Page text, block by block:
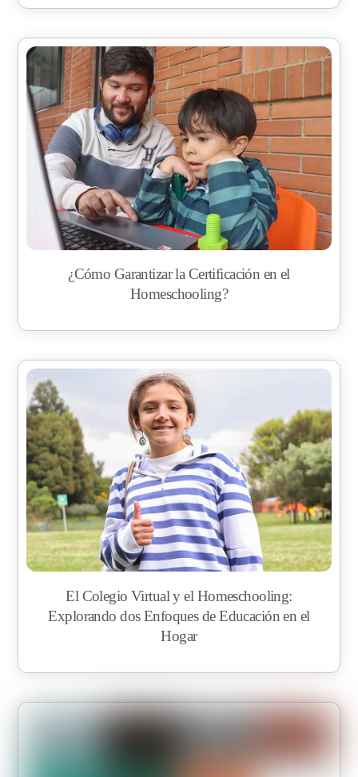
¿Cómo Garantizar la Certificación en el
Homeschooling?
El Colegio Virtual y el Homeschooling:
Explorando dos Enfoques de Educación en el
Hogar